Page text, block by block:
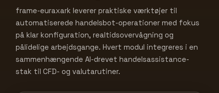
frame-euraxark leverer praktiske værktøjer til
automatiserede handelsbot-operationer med fokus
på klar konfiguration, realtidsovervågning og
pålidelige arbejdsgange. Hvert modul integreres i en
sammenhængende AI-drevet handelsassistance-
stak til CFD- og valutarutiner.